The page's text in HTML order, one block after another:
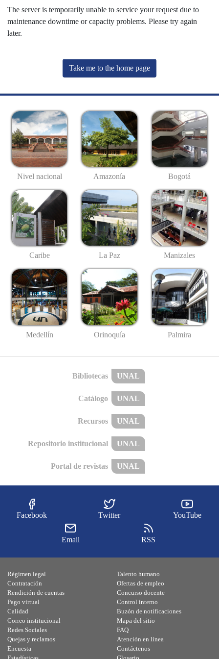
The server is temporarily unable to service your request due to
maintenance downtime or capacity problems. Please try again
later.
Take me to the home page
Nivel nacional Amazonía Bogotá
Caribe La Paz Manizales
Medellín Orinoquía Palmira
Bibliotecas UNAL
Catálogo UNAL
Recursos UNAL
Repositorio institucional UNAL
Portal de revistas UNAL
Facebook Twitter YouTube
Email RSS
Régimen legal
Contratación
Rendición de cuentas
Pago virtual
Calidad
Talento humano
Ofertas de empleo
Concurso docente
Control interno
Buzón de notificaciones
Correo institucional
Redes Sociales
Quejas y reclamos
Encuesta
Mapa del sitio
FAQ
Atención en línea
Contáctenos